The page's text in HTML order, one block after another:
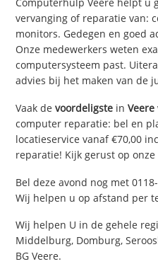
vervanging of reparatie van:
monitors. Gedegen en goed
Onze medewerkers weten
computersysteem past.
advies bij het maken van de
Vaak devoordeligste inVeere
computer reparatie: bel en
locatieservice vanaf €70,00
reparatie! Kijk gerust op onze
Bel deze avond nog met
Wij helpen u op afstand per
Wij helpen U in de gehele
Middelburg, Domburg,
BG Veere.